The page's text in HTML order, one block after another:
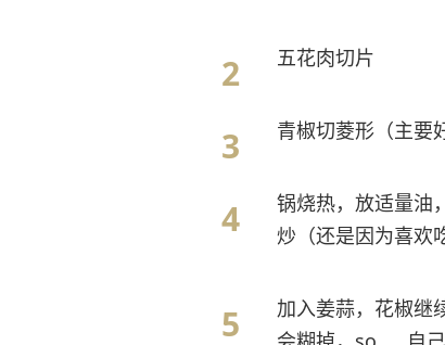
五花肉切片
青椒切菱形（主要
锅烧热，放适量油
炒（还是因为喜欢
加入姜蒜，花椒继